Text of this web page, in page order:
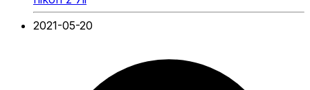
2021-05-20